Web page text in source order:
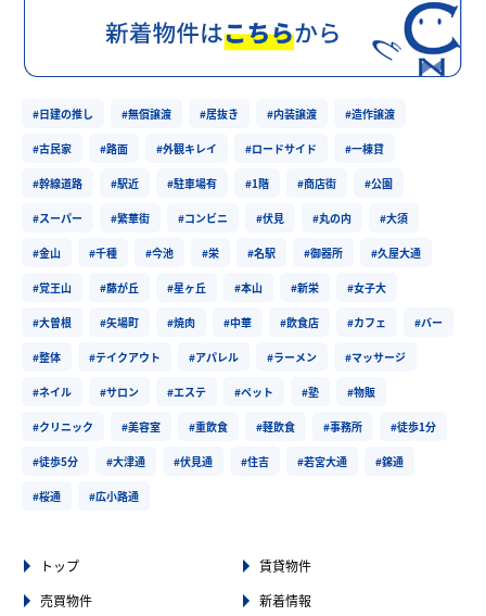
#日建の推し #無償譲渡 #居抜き #内装譲渡 #造作譲渡
#古民家 #路面 #外観キレイ #ロードサイド #一棟貸
#幹線道路 #駅近 #駐車場有 #1階 #商店街 #公園
#スーパー #繁華街 #コンビニ #伏見 #丸の内 #大須
#金山 #千種 #今池 #栄 #名駅 #御器所 #久屋大通
#覚王山 #藤が丘 #星ヶ丘 #本山 #新栄 #女子大
#大曽根 #矢場町 #焼肉 #中華 #飲食店 #カフェ #バー
#整体 #テイクアウト #アパレル #ラーメン #マッサージ
#ネイル #サロン #エステ #ペット #塾 #物販
#クリニック #美容室 #重飲食 #軽飲食 #事務所 #徒歩1分
#徒歩5分 #大津通 #伏見通 #住吉 #若宮大通 #錦通
#桜通 #広小路通
トップ
賃貸物件
売買物件
新着情報